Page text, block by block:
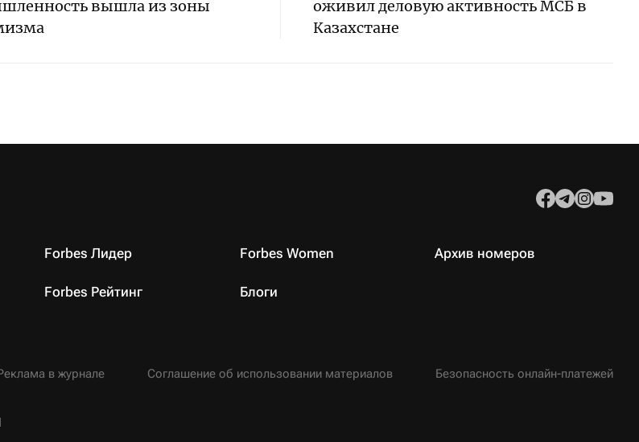
вышла из зоны
оживил деловую активность МСБ в
Казахстане
Forbes Лидер
Forbes Рейтинг
Forbes Women
Блоги
Архив номеров
в журнале Соглашение об использовании материалов Безопасность онлайн-платежей